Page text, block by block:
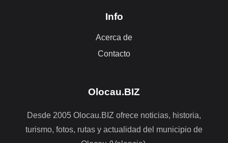
Info
Acerca de
Contacto
Olocau.BIZ
Desde 2005 Olocau.BIZ ofrece noticias, historia,
turismo, fotos, rutas y actualidad del municipio de